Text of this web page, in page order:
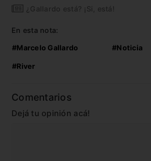
¿Gallardo está? ¡Si, está!
En esta nota:
#Marcelo Gallardo #Noticia
#River
Comentarios
Dejá tu opinión acá!